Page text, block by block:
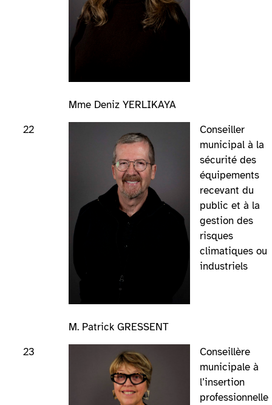
Mme Deniz YERLIKAYA
22
M. Patrick GRESSENT
Conseiller
municipal à la
sécurité des
équipements
recevant du
public et à la
gestion des
risques
climatiques ou
industriels
23
Conseillère
municipale à
l’insertion
professionnelle